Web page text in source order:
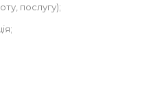
послугу);